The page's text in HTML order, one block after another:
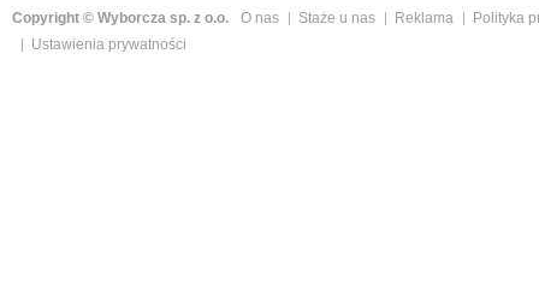
Copyright © Wyborcza sp. z o.o. O nas Staże u nas Reklama
Polityka
Ustawienia prywatności